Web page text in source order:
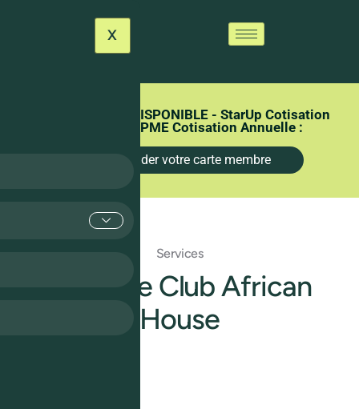
X
CARTE MEMBRE DISPONIBLE - StarUp Cotisation
Annuelle : 300€ et PME Cotisation Annuelle :
Commander votre carte membre
Services
La Carte Club African
House